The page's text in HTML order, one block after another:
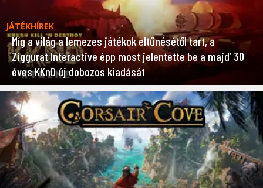
JÁTÉKHÍREK
Míg a világ a lemezes játékok eltűnésétől tart, a
Ziggurat Interactive épp most jelentette be a majd’ 30
éves KKnD új dobozos kiadását